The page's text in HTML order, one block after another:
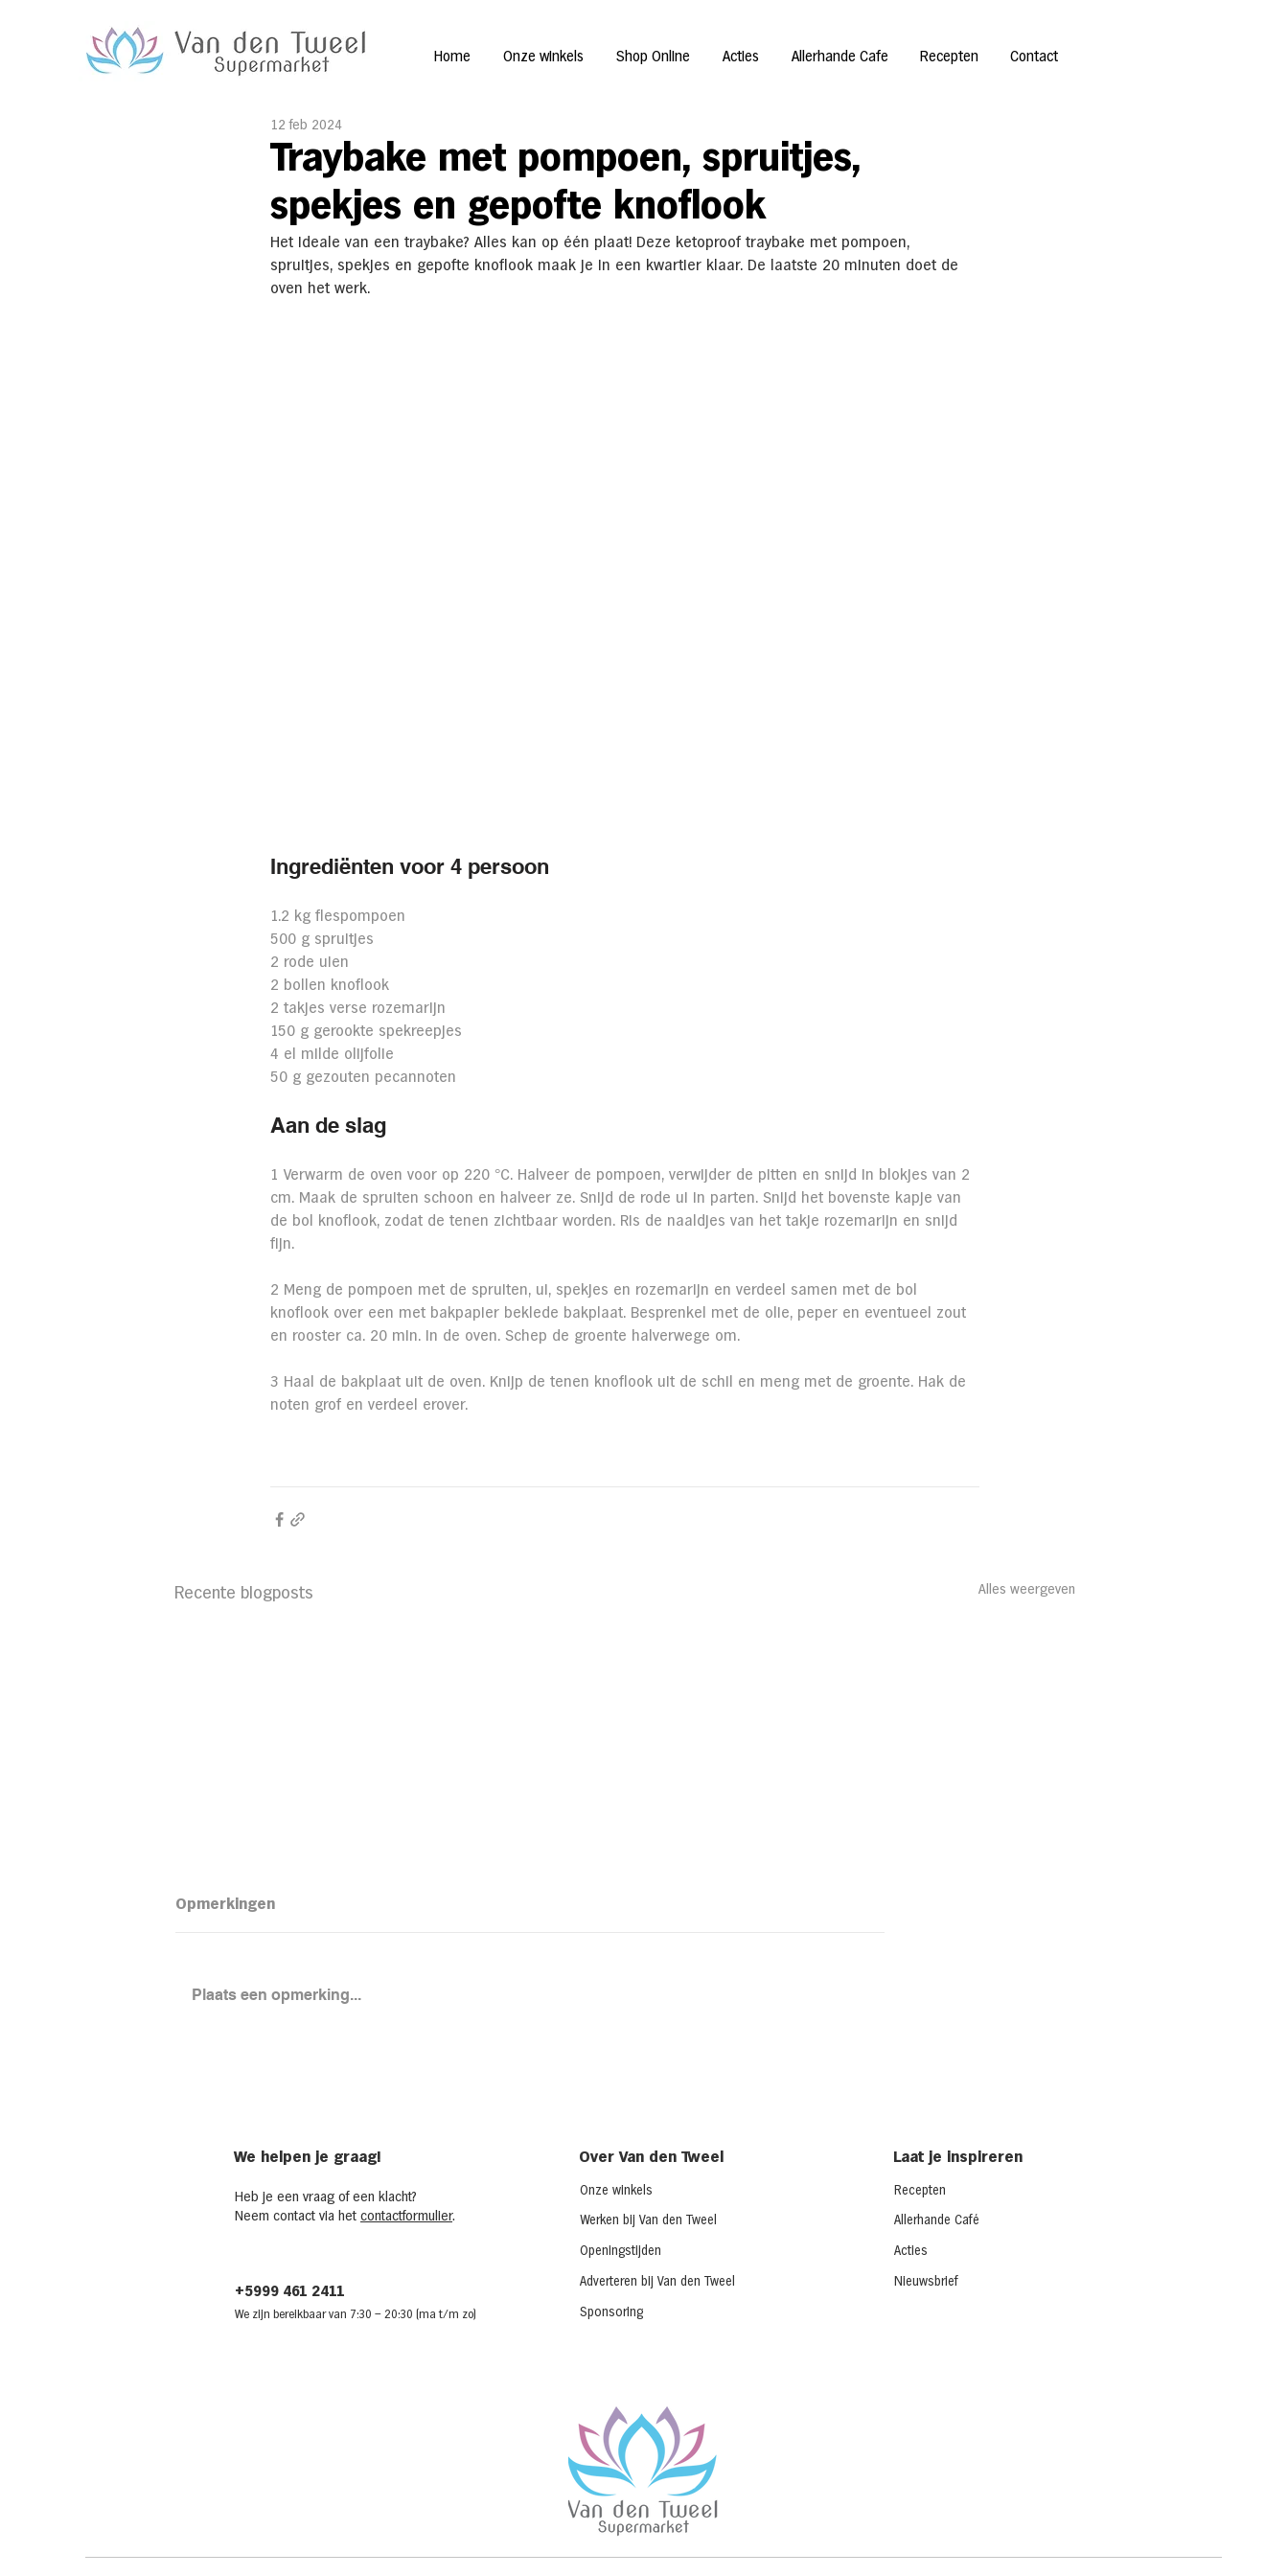
Home Onze winkels Shop Online Acties Allerhande Cafe Recepten Contact
Traybake met pompoen, spruitjes,
spekjes en gepofte knoflook
12 feb 2024
Het ideale van een traybake? Alles kan op één plaat! Deze ketoproof traybake met pompoen,
spruitjes, spekjes en gepofte knoflook maak je in een kwartier klaar. De laatste 20 minuten doet de
oven het werk.
Ingrediënten voor 4 persoon
1.2 kg flespompoen
500 g spruitjes
2 rode uien
2 bollen knoflook
2 takjes verse rozemarijn
150 g gerookte spekreepjes
4 el milde olijfolie
50 g gezouten pecannoten
Aan de slag
1 Verwarm de oven voor op 220 °C. Halveer de pompoen, verwijder de pitten en snijd in blokjes van 2
cm. Maak de spruiten schoon en halveer ze. Snijd de rode ui in parten. Snijd het bovenste kapje van
de bol knoflook, zodat de tenen zichtbaar worden. Ris de naaldjes van het takje rozemarijn en snijd
fijn.
2 Meng de pompoen met de spruiten, ui, spekjes en rozemarijn en verdeel samen met de bol
knoflook over een met bakpapier beklede bakplaat. Besprenkel met de olie, peper en eventueel zout
en rooster ca. 20 min. in de oven. Schep de groente halverwege om.
3 Haal de bakplaat uit de oven. Knijp de tenen knoflook uit de schil en meng met de groente. Hak de
noten grof en verdeel erover.
Recente blogposts Alles weergeven
Opmerkingen
Plaats een opmerking...
We helpen je graag!
Heb je een vraag of een klacht?
Neem contact via het contactformulier.
+5999 461 2411
We zijn bereikbaar van 7:30 – 20:30 (ma t/m zo)
Over Van den Tweel
Onze winkels
Werken bij Van den Tweel
Openingstijden
Adverteren bij Van den Tweel
Sponsoring
Laat je inspireren
Recepten
Allerhande Café
Acties
Nieuwsbrief